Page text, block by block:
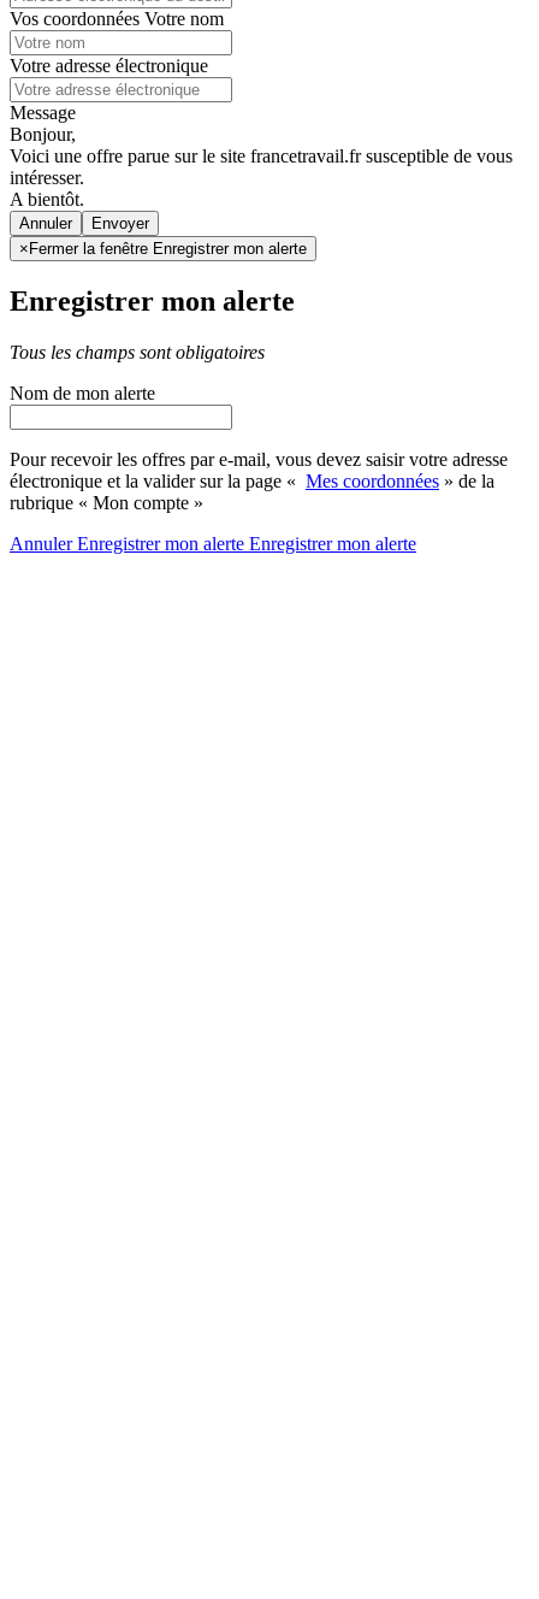
Vos coordonnées Votre nom
Votre adresse électronique
Message
Bonjour,
Voici une offre parue sur le site francetravail.fr susceptible de vous
intéresser.
A bientôt.
Annuler
× Fermer la fenêtre Enregistrer mon alerte
Enregistrer mon alerte
Tous les champs sont obligatoires
Nom de mon alerte
Pour recevoir les offres par e-mail, vous devez saisir votre adresse
électronique et la valider sur la page « Mes coordonnées » de la
rubrique « Mon compte »
AnnulerEnregistrer mon alerte Enregistrermon alerte